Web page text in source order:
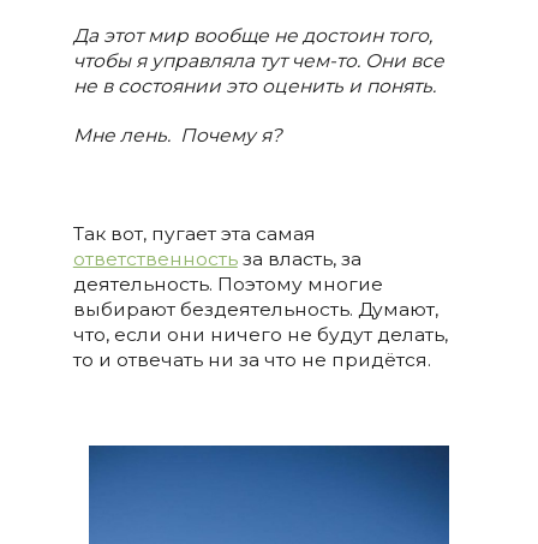
Да этот мир вообще не достоин того,
чтобы я управляла тут чем-то. Они все
не в состоянии это оценить и понять.
Мне лень. Почему я?
Так вот, пугает эта самая
ответственностьза власть, за
деятельность. Поэтому многие
выбирают бездеятельность. Думают,
что, если они ничего не будут делать,
то и отвечать ни за что не придётся.